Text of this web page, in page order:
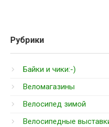
Рубрики
Байки и чики:-)
Веломагазины
Велосипед зимой
Велосипедные